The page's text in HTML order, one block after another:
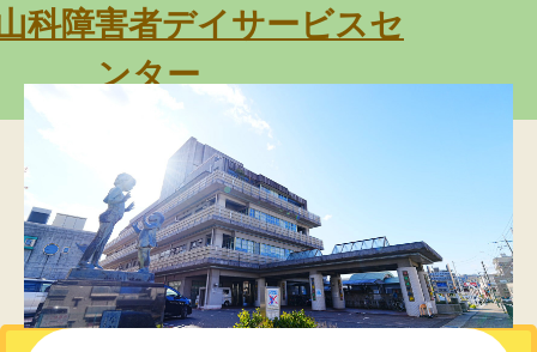
科障害者デイサービスセ
ンター
社会福祉法人 京都障害者福祉センター
〒607-8086
京都市山科区竹鼻四丁野町34-1
山科合同福祉センター 3階
TEL:075-591-8843